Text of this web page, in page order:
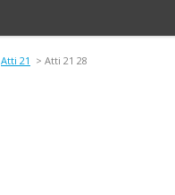
Atti 21 > Atti 21 28